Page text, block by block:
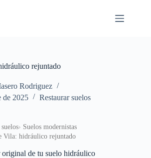
rejuntado
Rodriguez
de 2025
Restaurar suelos
Suelos modernistas
Vila: hidráulico rejuntado
original de tu suelo hidráulico